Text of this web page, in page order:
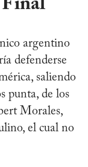
Final
argentino
defenderse
saliendo
punta, de los
Morales,
el cual no